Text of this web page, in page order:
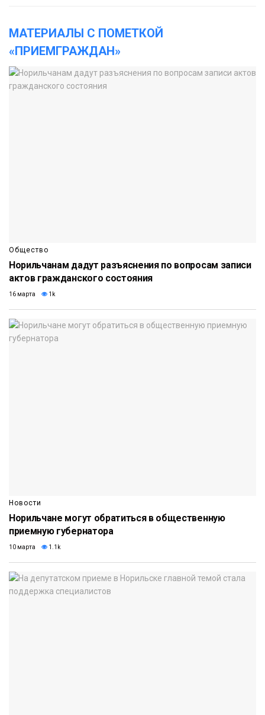
МАТЕРИАЛЫ С ПОМЕТКОЙ
«ПРИЕМГРАЖДАН»
Общество
Норильчанам дадут разъяснения по вопросам записи
актов гражданского состояния
16 марта 1k
Новости
Норильчане могут обратиться в общественную
приемную губернатора
10 марта 1.1k